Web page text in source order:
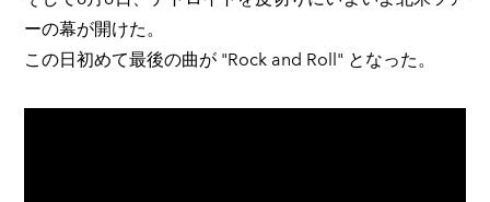
ーの幕が開けた。
この日初めて最後の曲が "Rock and Roll" となった。